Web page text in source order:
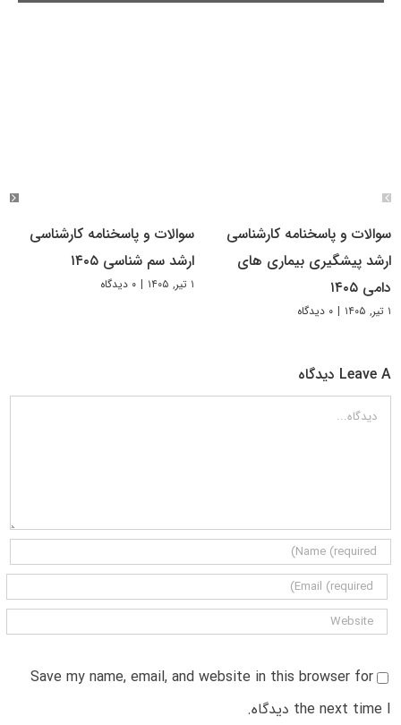
سوالات و پاسخنامه کارشناسی
ارشد پیشگیری بیماری های
دامی ۱۴۰۵
۱ تیر, ۱۴۰۵ | ۰ دیدگاه
سوالات و پاسخنامه کارشناسی
ارشد سم شناسی ۱۴۰۵
۱ تیر, ۱۴۰۵ | ۰ دیدگاه
Leave A دیدگاه
دیدگاه
Save my name, email, and website in this browser for
the next time I دیدگاه.